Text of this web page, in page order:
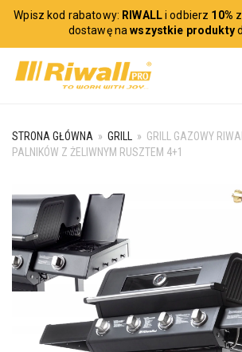
Wpisz kod rabatowy: RIWALLi odbierz 10%
dostawę nawszystkie produkty
STRONA GŁÓWNA » GRILL » GRILL GAZOWY
PALNIKÓW Z ŻELIWNYM RUSZTEM 4+1